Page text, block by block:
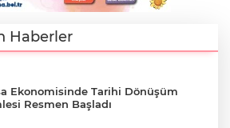
Haberler
Ekonomisinde Tarihi Dönüşüm
Resmen Başladı